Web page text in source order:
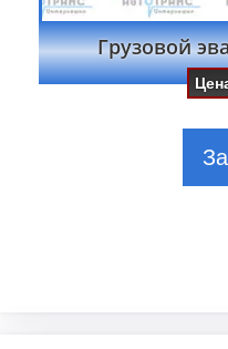
Грузовой